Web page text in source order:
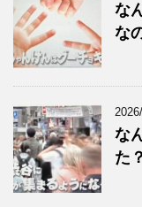
な
な
な
た